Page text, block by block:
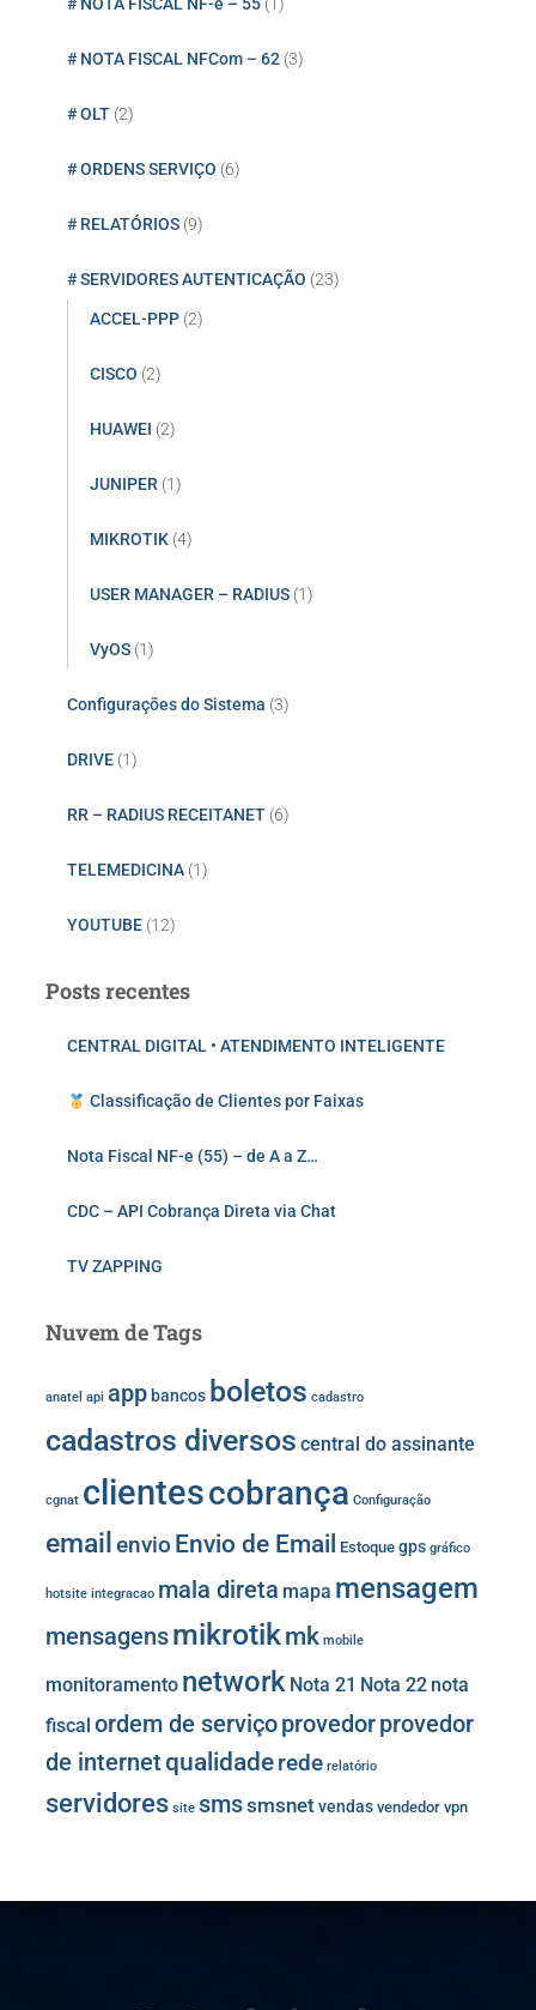
# NOTA FISCAL NFCom – 62 (3)
# OLT (2)
# ORDENS SERVIÇO (6)
# RELATÓRIOS (9)
# SERVIDORES AUTENTICAÇÃO (23)
ACCEL-PPP (2)
CISCO (2)
HUAWEI (2)
JUNIPER (1)
MIKROTIK (4)
USER MANAGER – RADIUS (1)
VyOS (1)
Configurações do Sistema (3)
DRIVE (1)
RR – RADIUS RECEITANET (6)
TELEMEDICINA (1)
YOUTUBE (12)
Posts recentes
CENTRAL DIGITAL • ATENDIMENTO INTELIGENTE
Classificação de Clientes por Faixas
Nota Fiscal NF-e (55) – de A a Z…
CDC – API Cobrança Direta via Chat
TV ZAPPING
Nuvem de Tags
anatel api app bancos boletos cadastro
cadastros diversos central do assinante
cgnat clientescobrança Configuração
email envio Envio de Email Estoque gps gráfico
hotsite integracao mala direta mapa mensagem
mensagensmikrotikmk mobile
monitoramento network Nota 21 Nota 22 nota
fiscal ordem de serviçoprovedorprovedor
de internetqualidaderede relatório
servidores site smssmsnetvendas vendedor vpn